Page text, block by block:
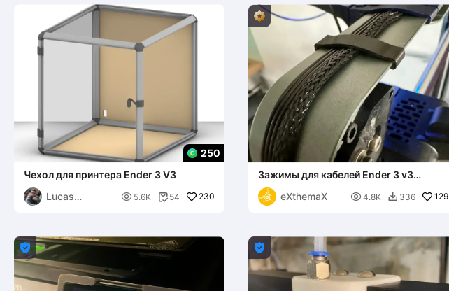
250
Чехол для принтера Ender 3 V3
Lucas
 5.6K  54 230
Зажимы для кабелей Ender 3 v3
CoreXZ - Верхние и боковые
eXthemaX
 4.8K  336 129
 